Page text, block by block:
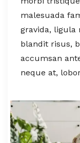
malesuada
gravida, ligula
blandit risus,
accumsan
neque at,